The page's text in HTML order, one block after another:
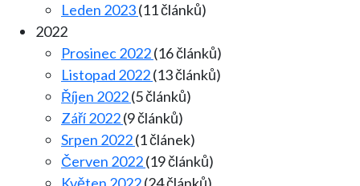
Leden 2023(11 článků)
2022
Prosinec 2022(16 článků)
Listopad 2022(13 článků)
Říjen 2022(5 článků)
Září 2022(9 článků)
Srpen 2022(1 článek)
Červen 2022(19 článků)